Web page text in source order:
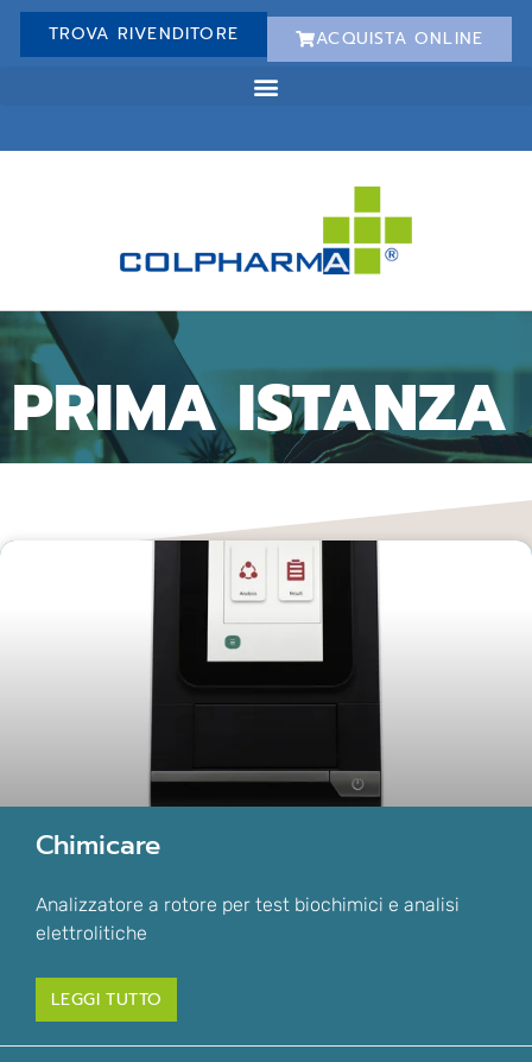
TROVA RIVENDITORE ACQUISTA ONLINE
PRIMA ISTANZA
Chimicare
Analizzatore a rotore per test biochimici e analisi
elettrolitiche
LEGGI TUTTO